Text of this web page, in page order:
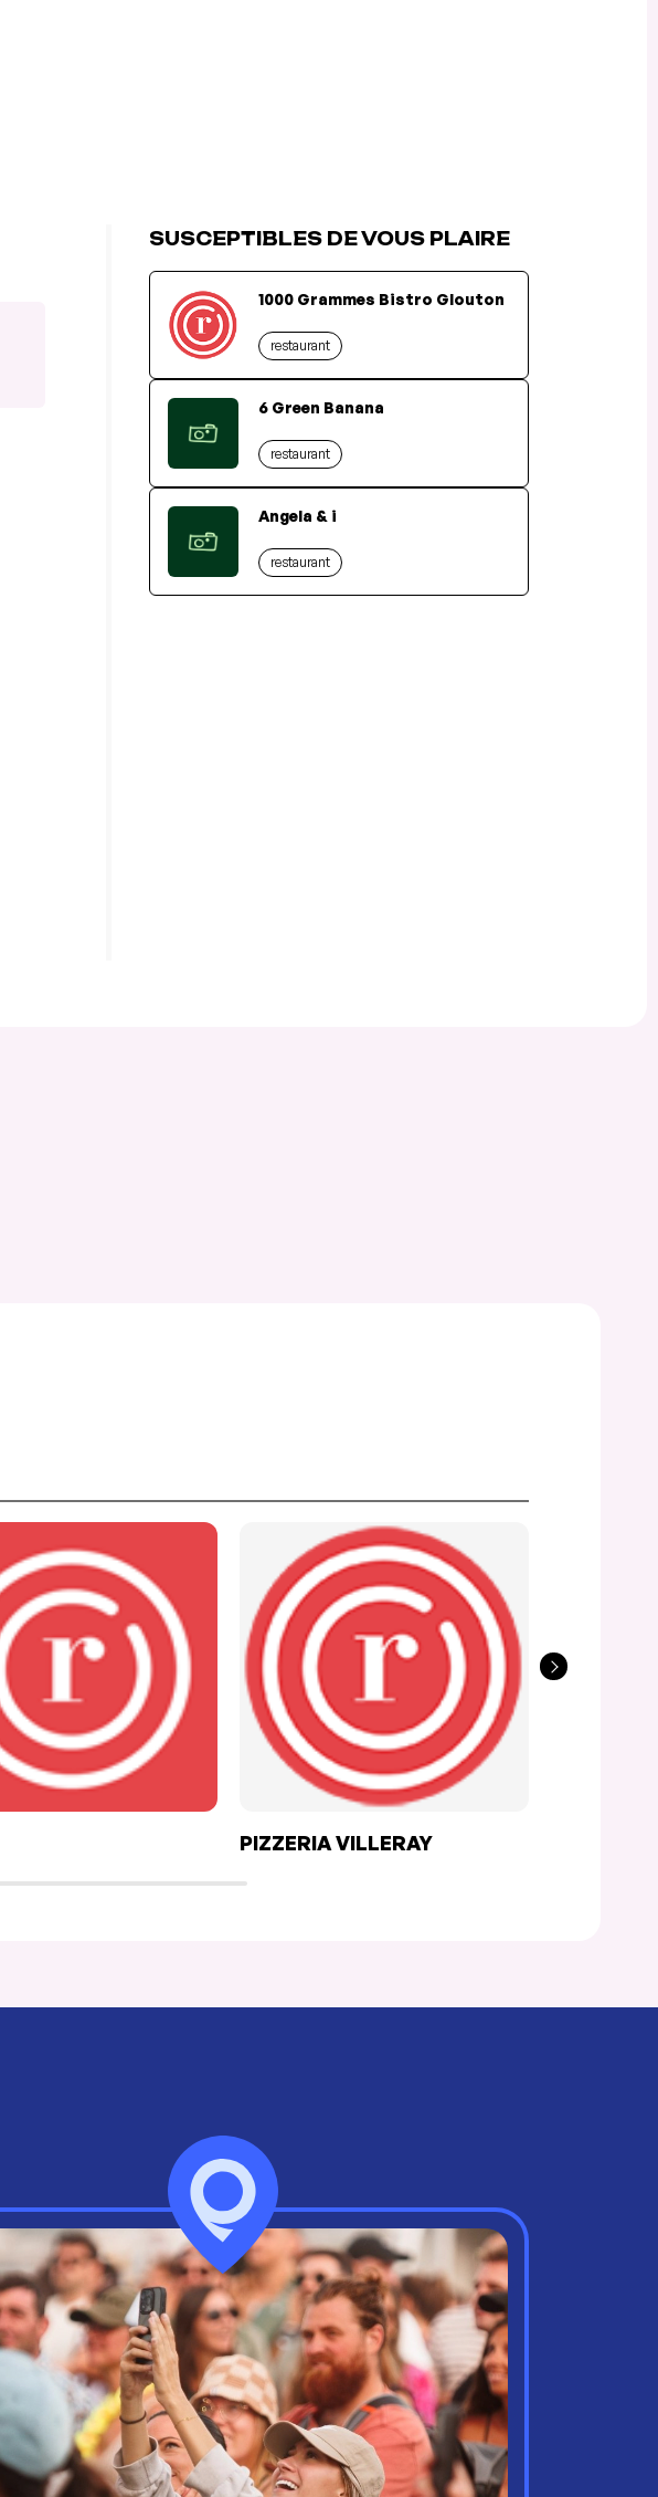
SUSCEPTIBLES DE VOUS PLAIRE
1000 Grammes Bistro Glouton
restaurant
6 Green Banana
restaurant
Angela & i
restaurant
PIZZERIA VILLERAY